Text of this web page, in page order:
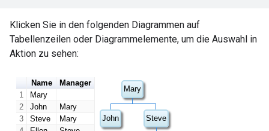
Klicken Sie in den folgenden Diagrammen auf
Tabellenzeilen oder Diagrammelemente, um die Auswahl in
Aktion zu sehen: